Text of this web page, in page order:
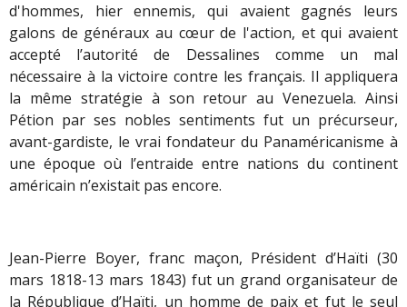
d'hommes, hier ennemis, qui avaient gagnés leurs
galons de généraux au cœur de l'action, et qui avaient
accepté l’autorité de Dessalines comme un mal
nécessaire à la victoire contre les français. Il appliquera
la même stratégie à son retour au Venezuela. Ainsi
Pétion par ses nobles sentiments fut un précurseur,
avant-gardiste, le vrai fondateur du Panaméricanisme à
une époque où l’entraide entre nations du continent
américain n’existait pas encore.
Jean-Pierre Boyer, franc maçon, Président d’Haïti (30
mars 1818-13 mars 1843) fut un grand organisateur de
la République d’Haïti, un homme de paix et fut le seul